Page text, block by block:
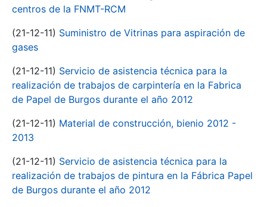
centros de la FNMT-RCM
(21-12-11) Suministro de Vitrinas para aspiración de
gases
(21-12-11) Servicio de asistencia técnica para la
realización de trabajos de carpintería en la Fabrica
de Papel de Burgos durante el año 2012
(21-12-11) Material de construcción, bienio 2012 -
2013
(21-12-11) Servicio de asistencia técnica para la
realización de trabajos de pintura en la Fábrica Papel
de Burgos durante el año 2012